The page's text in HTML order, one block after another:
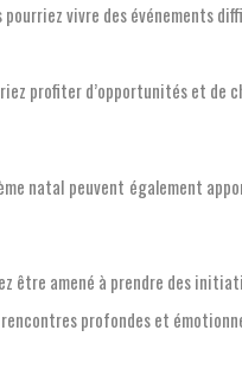
vivre des événements
profiter d’opportunités et de
natal peuvent également
être amené à prendre des
profondes et